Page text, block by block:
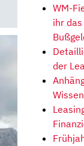
WM-
ihr
der